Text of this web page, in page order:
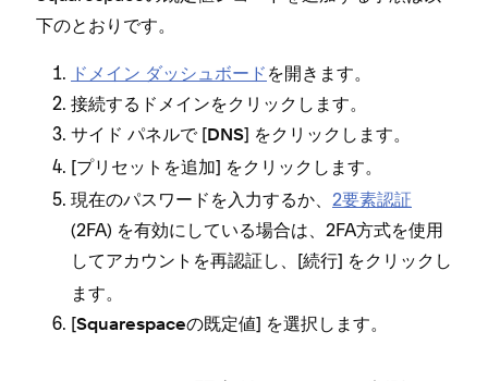
下のとおりです⁠。
ドメイン ダ⁠ッシ⁠ュボ⁠ード を開きます⁠。
接続するドメインをクリ⁠ックします⁠。
サイド パネルで [⁠DNS⁠] をクリ⁠ックします⁠。
[⁠プリセ⁠ットを追加⁠] をクリ⁠ックします⁠。
現在のパスワ⁠ードを入力するか⁠、 2要素認証
(⁠2FA⁠) を有効にしている場合は⁠、2FA方式を使用
してアカウントを再認証し⁠、[⁠続行⁠] をクリ⁠ックし
ます⁠。
[⁠Squarespaceの既定値⁠] を選択します⁠。